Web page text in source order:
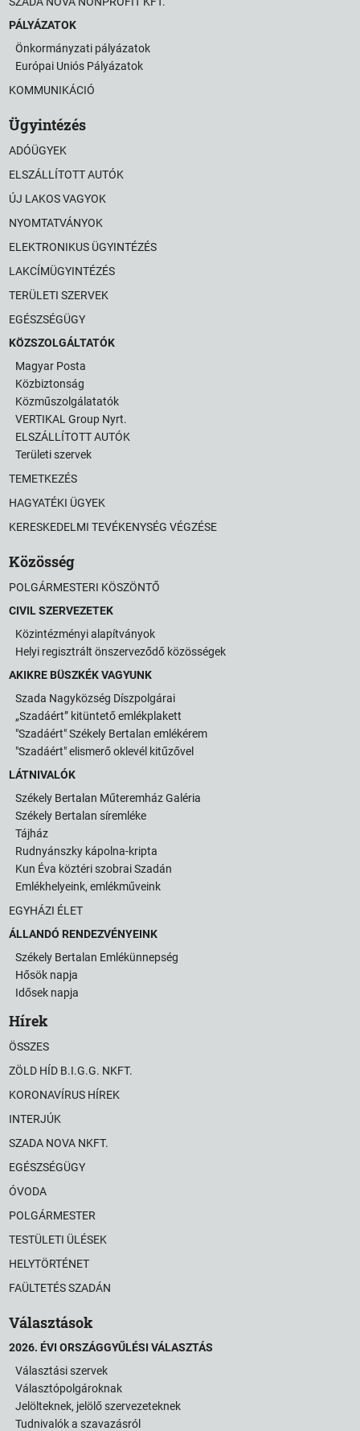
PÁLYÁZATOK
Önkormányzati pályázatok
Európai Uniós Pályázatok
KOMMUNIKÁCIÓ
Ügyintézés
ADÓÜGYEK
ELSZÁLLÍTOTT AUTÓK
ÚJ LAKOS VAGYOK
NYOMTATVÁNYOK
ELEKTRONIKUS ÜGYINTÉZÉS
LAKCÍMÜGYINTÉZÉS
TERÜLETI SZERVEK
EGÉSZSÉGÜGY
KÖZSZOLGÁLTATÓK
Magyar Posta
Közbiztonság
Közműszolgálatatók
VERTIKAL Group Nyrt.
ELSZÁLLÍTOTT AUTÓK
Területi szervek
TEMETKEZÉS
HAGYATÉKI ÜGYEK
KERESKEDELMI TEVÉKENYSÉG VÉGZÉSE
Közösség
POLGÁRMESTERI KÖSZÖNTŐ
CIVIL SZERVEZETEK
Közintézményi alapítványok
Helyi regisztrált önszerveződő közösségek
AKIKRE BÜSZKÉK VAGYUNK
Szada Nagyközség Díszpolgárai
„Szadáért” kitüntető emlékplakett
"Szadáért" Székely Bertalan emlékérem
"Szadáért" elismerő oklevél kitűzővel
LÁTNIVALÓK
Székely Bertalan Műteremház Galéria
Székely Bertalan síremléke
Tájház
Rudnyánszky kápolna-kripta
Kun Éva köztéri szobrai Szadán
Emlékhelyeink, emlékműveink
EGYHÁZI ÉLET
ÁLLANDÓ RENDEZVÉNYEINK
Székely Bertalan Emlékünnepség
Hősök napja
Idősek napja
Hírek
ÖSSZES
ZÖLD HÍD B.I.G.G. NKFT.
KORONAVÍRUS HÍREK
INTERJÚK
SZADA NOVA NKFT.
EGÉSZSÉGÜGY
ÓVODA
POLGÁRMESTER
TESTÜLETI ÜLÉSEK
HELYTÖRTÉNET
FAÜLTETÉS SZADÁN
Választások
2026. ÉVI ORSZÁGGYŰLÉSI VÁLASZTÁS
Választási szervek
Választópolgároknak
Jelölteknek, jelölő szervezeteknek
Tudnivalók a szavazásról